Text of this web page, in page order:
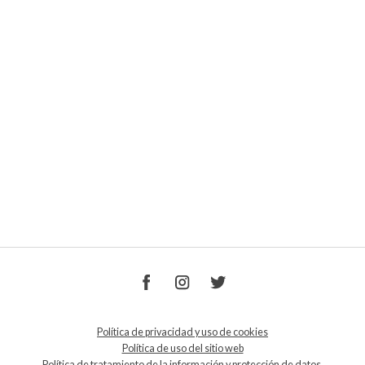
Política de privacidad y uso de cookies
Política de uso del sitio web